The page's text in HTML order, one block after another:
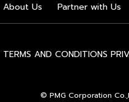
About Us Partner with Us
TERMS AND CONDITIONS
© PMG Corporation